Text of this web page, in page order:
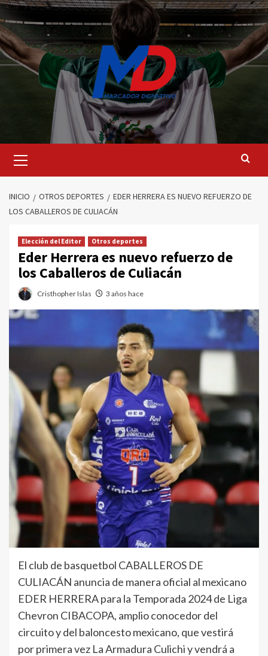
Saltar
al
contenido
principal
INICIO OTROS DEPORTES
EDER HERRERA ES NUEVO REFUERZO DE
LOS CABALLEROS DE CULIACÁN
Elección del Editor Otros deportes
Eder Herrera es nuevo refuerzo de
los Caballeros de Culiacán
Cristhopher Islas 3 años hace
El club de basquetbol CABALLEROS DE
CULIACÁN anuncia de manera oficial al mexicano
EDER HERRERA para la Temporada 2024 de Liga
Chevron CIBACOPA, amplio conocedor del
circuito y del baloncesto mexicano, que vestirá
por primera vez La Armadura Culichi y vendrá a